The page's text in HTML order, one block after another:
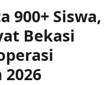
900+ Siswa,
Bekasi